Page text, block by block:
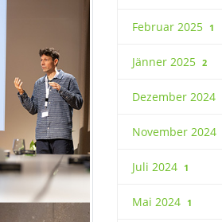
Februar 2025 1
Jänner 2025 2
Dezember 2024
November 2024
Juli 2024 1
Mai 2024 1